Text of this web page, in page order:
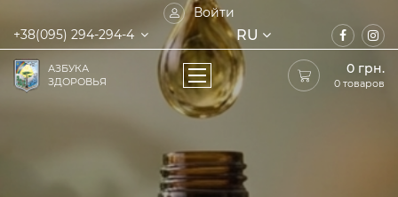
Войти
+38(095) 294-294-4
RU
АЗБУКА
ЗДОРОВЬЯ
0 грн.
0 товаров